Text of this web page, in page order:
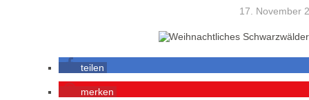
17. November
teilen
merken